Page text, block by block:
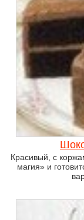
Красивый, с
магия» и